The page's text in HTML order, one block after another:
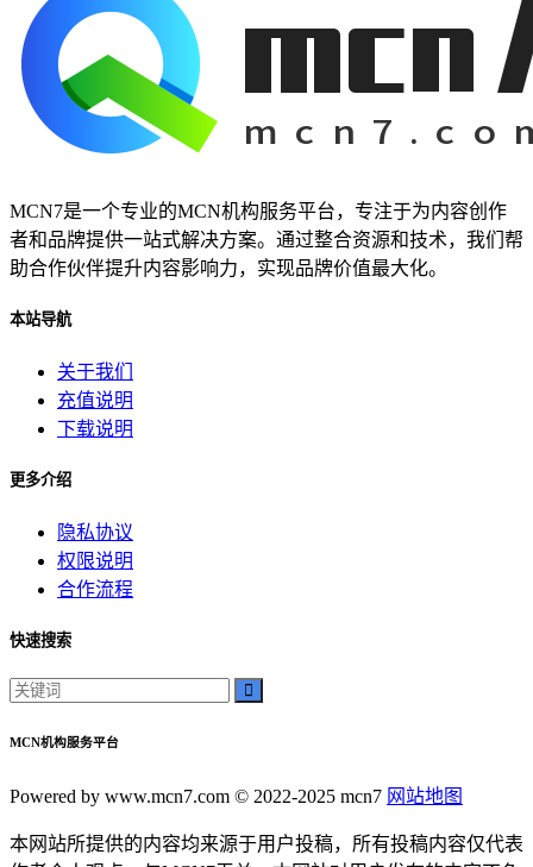
MCN7是一个专业的MCN机构服务平台，专注于为内容创作
者和品牌提供一站式解决方案。通过整合资源和技术，我们帮
助合作伙伴提升内容影响力，实现品牌价值最大化。
本站导航
关于我们
充值说明
下载说明
更多介绍
隐私协议
权限说明
合作流程
快速搜索
MCN机构服务平台
Powered by www.mcn7.com © 2022-2025 mcn7 网站地图
本网站所提供的内容均来源于用户投稿，所有投稿内容仅代表